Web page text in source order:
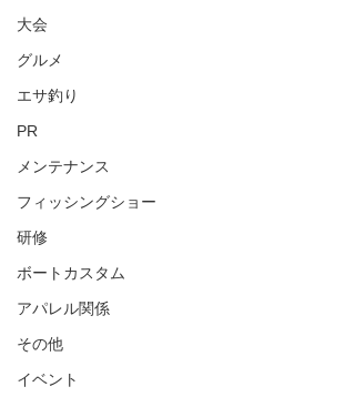
大会
グルメ
エサ釣り
PR
メンテナンス
フィッシングショー
研修
ボートカスタム
アパレル関係
その他
イベント